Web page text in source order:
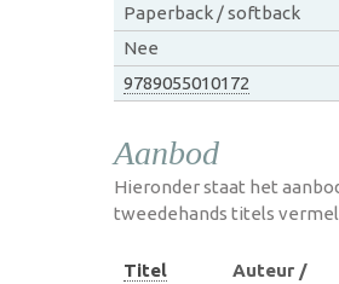
Paperback / softback
Nee
9789055010172
Aanbod
Hieronder staat het
tweedehands titels
Titel
Auteur /